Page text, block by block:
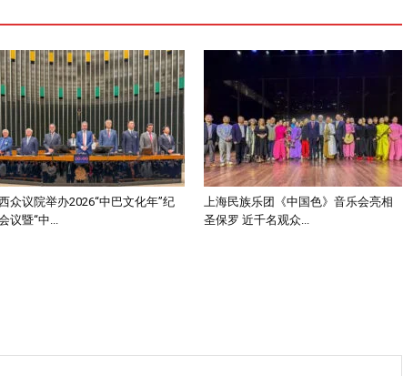
众议院举办2026“中巴文化年”纪
议暨“中...
上海民族乐团《中国色》音乐会亮相
圣保罗 近千名观众...